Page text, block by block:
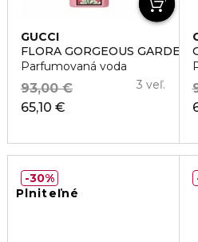
GUCCI
FLORA GORGEOUS
Parfumovaná voda
65,10 €
93,00 € 3 veľ.
Plniteľné
30%